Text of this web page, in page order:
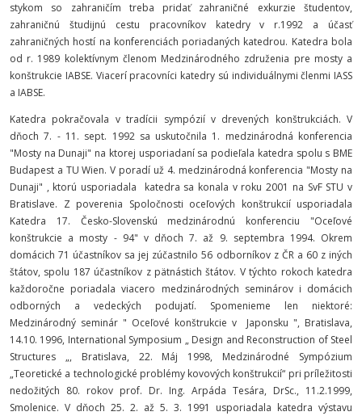
stykom so zahraničím treba pridať zahraničné exkurzie študentov,
zahraničnú študijnú cestu pracovníkov katedry v r.1992 a účasť
zahraničných hostí na konferenciách poriadaných katedrou. Katedra bola
od r. 1989 kolektívnym členom Medzinárodného združenia pre mosty a
konštrukcie IABSE. Viacerí pracovníci katedry sú individuálnymi členmi IASS
a IABSE.
Katedra pokračovala v tradícii sympózií v drevených konštrukciách. V
dňoch 7. - 11. sept. 1992 sa uskutočnila 1. medzinárodná konferencia
"Mosty na Dunaji" na ktorej usporiadaní sa podieľala katedra spolu s BME
Budapest a TU Wien. V poradí už 4. medzinárodná konferencia "Mosty na
Dunaji" , ktorú usporiadala katedra sa konala v roku 2001 na SvF STU v
Bratislave. Z poverenia Spoločnosti oceľových konštrukcií usporiadala
Katedra 17. Česko-Slovenskú medzinárodnú konferenciu "Oceľové
konštrukcie a mosty - 94" v dňoch 7. až 9. septembra 1994. Okrem
domácich 71 účastníkov sa jej zúčastnilo 56 odborníkov z ČR a 60 z iných
štátov, spolu 187 účastníkov z pätnástich štátov. V týchto rokoch katedra
každoročne poriadala viacero medzinárodných seminárov i domácich
odborných a vedeckých podujatí. Spomenieme len niektoré:
Medzinárodný seminár " Oceľové konštrukcie v Japonsku ", Bratislava,
14.10. 1996, International Symposium „ Design and Reconstruction of Steel
Structures „, Bratislava, 22. Máj 1998, Medzinárodné Sympózium
„Teoretické a technologické problémy kovových konštrukcií“ pri príležitosti
nedožitých 80. rokov prof. Dr. Ing. Arpáda Tesára, DrSc., 11.2.1999,
Smolenice. V dňoch 25. 2. až 5. 3. 1991 usporiadala katedra výstavu